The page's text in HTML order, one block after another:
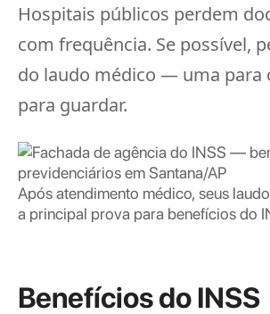
Hospitais públicos perdem
com frequência. Se possível,
do laudo médico — uma para
para guardar.
Após atendimento médico, seus
a principal prova para benefícios do
Benefícios do INSS